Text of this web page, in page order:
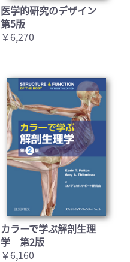
医学的研究のデザイン
第5版
￥6,270
カラーで学ぶ解剖生理
学 第2版
￥6,160